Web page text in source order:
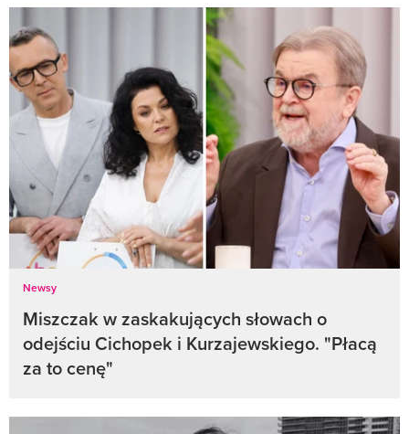
Newsy
Miszczak w zaskakujących słowach o
odejściu Cichopek i Kurzajewskiego. "Płacą
za to cenę"